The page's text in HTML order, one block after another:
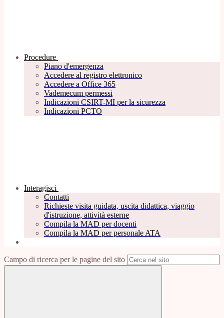
Procedure
Piano d'emergenza
Accedere al registro elettronico
Accedere a Office 365
Vademecum permessi
Indicazioni CSIRT-MI per la sicurezza
Indicazioni PCTO
Interagisci
Contatti
Richieste visita guidata, uscita didattica, viaggio
d'istruzione, attività esterne
Compila la MAD per docenti
Compila la MAD per personale ATA
Campo di ricerca per le pagine del sito